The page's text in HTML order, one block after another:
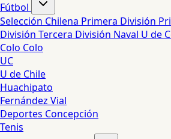
Fútbol
Selección Chilena Primera División
División Tercera División Naval U de
Colo Colo
UC
U de Chile
Huachipato
Fernández Vial
Deportes Concepción
Tenis